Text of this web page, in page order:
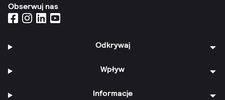
Obserwuj nas
Odkrywaj
Wpływ
Informacje